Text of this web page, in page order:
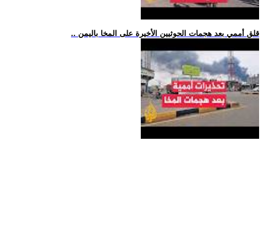
.. قلق أممي بعد هجمات الحوثيين الأخيرة على المخا باليمن